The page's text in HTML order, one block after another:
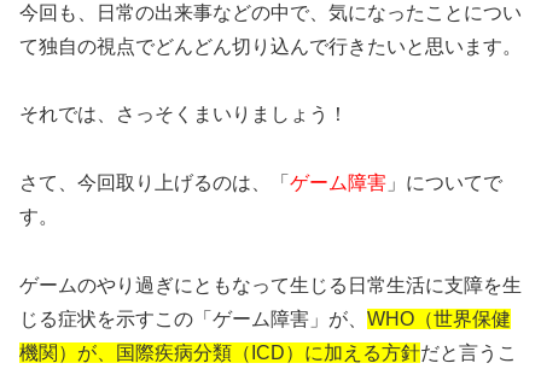
今回も、日常の出来事などの中で、気になったことについ
て独自の視点でどんどん切り込んで行きたいと思います。
それでは、さっそくまいりましょう！
さて、今回取り上げるのは、「 ゲーム障害 」についてで
す。
ゲームのやり過ぎにともなって生じる日常生活に支障を生
じる症状を示すこの「ゲーム障害」が、 WHO（世界保健
機関）が、国際疾病分類（ICD）に加える方針だと言うこ